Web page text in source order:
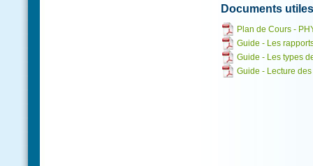
Documents utiles
Plan de Cours -
Guide - Les
Guide - Les types
Guide - Lecture